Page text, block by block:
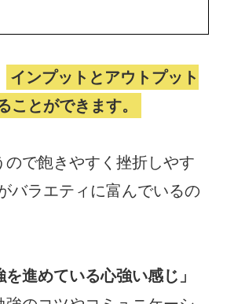
インプットとアウトプット
とができます。
で飽きやすく挫折しやす
バラエティに富んでいるの
進めている心強い感じ」